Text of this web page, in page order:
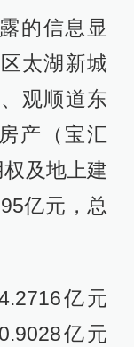
的信息显
太湖新城
观顺道东
产（宝汇
及地上建
亿元，总
亿元
亿元